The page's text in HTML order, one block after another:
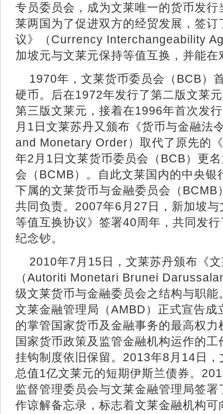
专员委员会，成为文莱唯一的货币发
莱两国为了促进双方的经贸发展，签
议》（Currency Interchangeability
加坡元与文莱元保持等值互换，并能
1970年，文莱货币委员会（BCB）
硬币。后在1972年发行了第二版文莱
第三版文莱元，接着在1996年首次发
月1日文莱苏丹又颁布《货币与金融法
and Monetary Order）取代了原先的
年2月1日文莱货币委员会（BCB）更
会（BCMB）。自此文莱国内的中央银
下属的文莱货币与金融委员会（
共同负责。2007年6月27日，新加坡
等值互换协议》签署40周年，共同发
纪念钞。
2010年7月15日，文莱苏丹颁布《
（Autoriti Monetari Brunei
级文莱货币与金融委员会之结构与职
文莱金融管理局（AMBD）正式宣告成
的掌管国家货币及金融事务的最高权
国家货币政策及监管金融机构运作的
挂钩制度依旧保留。2013年8月14日
总值1亿文莱元的短期伊斯兰债券。
监督管理委员会与文莱金融管理局签
作谅解备忘录，标志着文莱金融机构